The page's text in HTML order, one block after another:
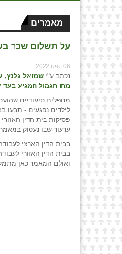
מאמרים
על תשלום שכר
06 ספט 2022
נכתב ע"י שמואל גלנץ,
מהו הגמול המגיע בעד
מטפלים סיעודיים
לילדים נפגעים - תבעו
פסיקות בית הדין
ערעור שבו נעסוק
בבית הדין האזורי
ואולם המאמר כאן